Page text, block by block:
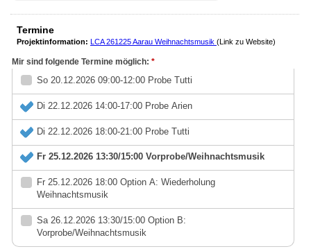
Termine
Projektinformation: LCA 261225 Aarau Weihnachtsmusik (Link zu Website)
Mir sind folgende Termine möglich: *
So 20.12.2026 09:00-12:00 Probe Tutti
Di 22.12.2026 14:00-17:00 Probe Arien
Di 22.12.2026 18:00-21:00 Probe Tutti
Fr 25.12.2026 13:30/15:00 Vorprobe/Weihnachtsmusik
Fr 25.12.2026 18:00 Option A: Wiederholung
Weihnachtsmusik
Sa 26.12.2026 13:30/15:00 Option B:
Vorprobe/Weihnachtsmusik